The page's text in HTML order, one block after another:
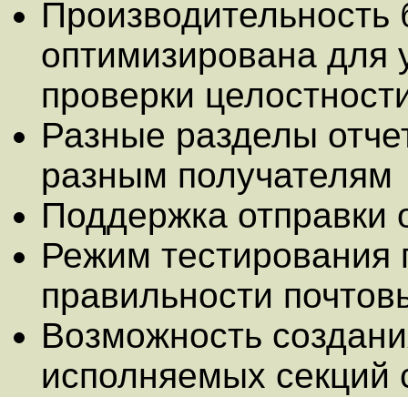
оптимизирована для
проверки
Разные разделы
разным получателям
Поддержка отправки
Режим тестирования
правильности
Возможность
исполняемых секций